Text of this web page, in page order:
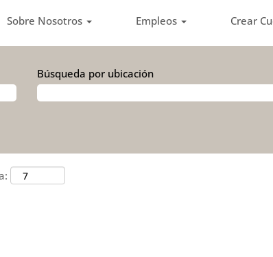
Sobre Nosotros Empleos Crear
Búsqueda por ubicación